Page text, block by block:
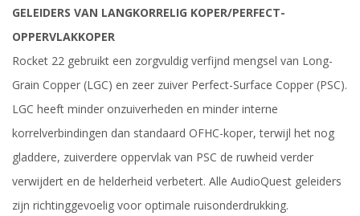
GELEIDERS VAN LANGKORRELIG KOPER/PERFECT-
OPPERVLAKKOPER
Rocket 22 gebruikt een zorgvuldig verfijnd mengsel van Long-
Grain Copper (LGC) en zeer zuiver Perfect-Surface Copper (PSC).
LGC heeft minder onzuiverheden en minder interne
korrelverbindingen dan standaard OFHC-koper, terwijl het nog
gladdere, zuiverdere oppervlak van PSC de ruwheid verder
verwijdert en de helderheid verbetert. Alle AudioQuest geleiders
zijn richtinggevoelig voor optimale ruisonderdrukking.